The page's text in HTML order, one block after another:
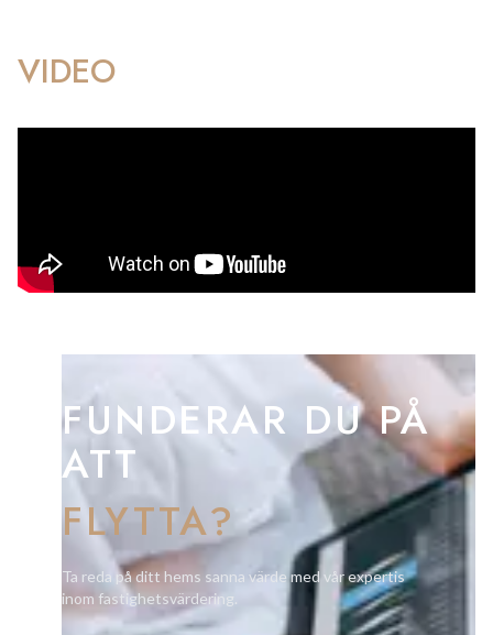
VIDEO
FUNDERAR DU PÅ
ATT
FLYTTA?
Ta reda på ditt hems sanna värde med vår expertis
inom fastighetsvärdering.